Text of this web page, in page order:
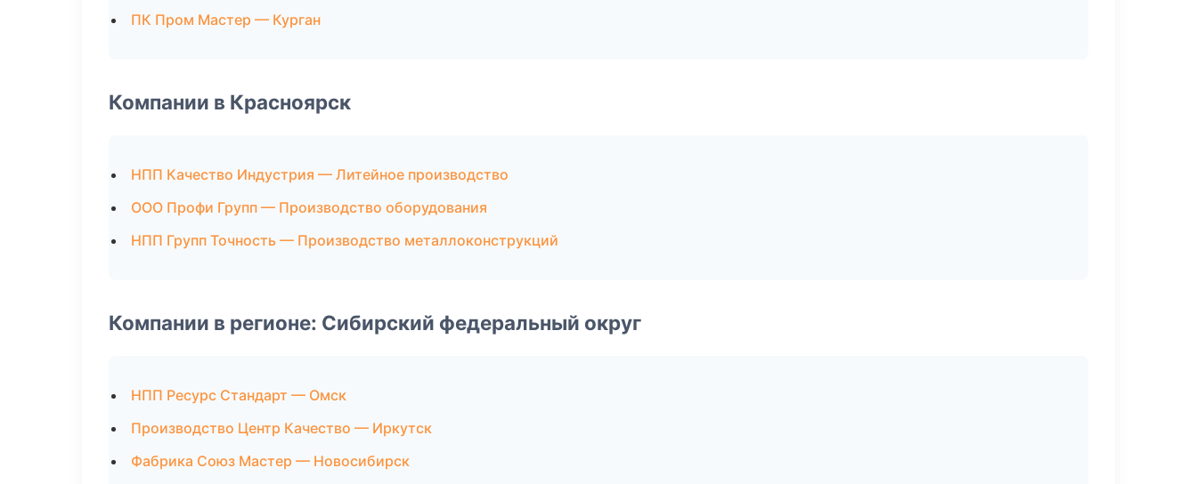
ПК Пром Мастер — Курган
Компании в Красноярск
НПП Качество Индустрия — Литейное производство
ООО Профи Групп — Производство оборудования
НПП Групп Точность — Производство металлоконструкций
Компании в регионе: Сибирский федеральный округ
НПП Ресурс Стандарт — Омск
Производство Центр Качество — Иркутск
Фабрика Союз Мастер — Новосибирск